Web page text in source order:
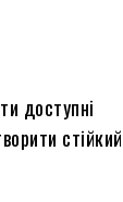
доступні
стійкий